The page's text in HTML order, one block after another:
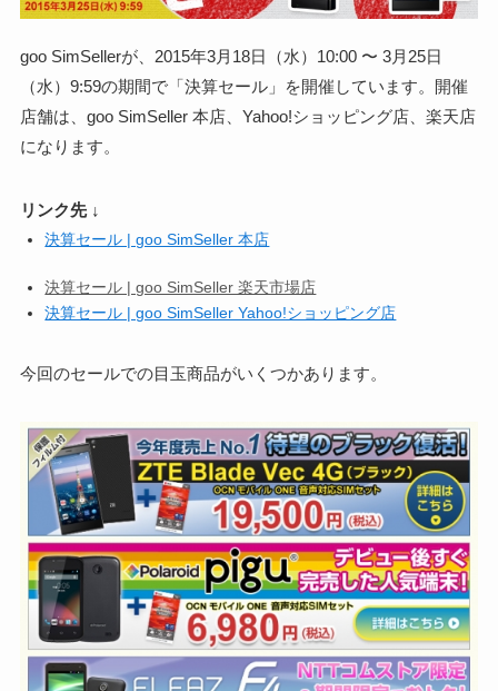
goo SimSellerが、2015年3月18日（水）10:00 〜 3月25日
（水）9:59の期間で「決算セール」を開催しています。開催
店舗は、goo SimSeller 本店、Yahoo!ショッピング店、楽天店
になります。
リンク先 ↓
決算セール | goo SimSeller 本店
決算セール | goo SimSeller 楽天市場店
決算セール | goo SimSeller Yahoo!ショッピング店
今回のセールでの目玉商品がいくつかあります。